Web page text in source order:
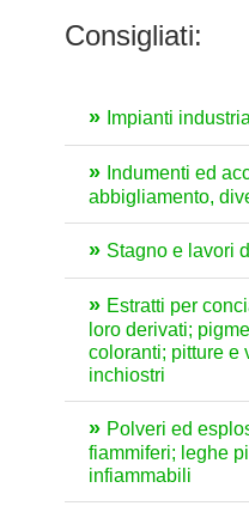
Consigliati:
Impianti
Indumenti ed
abbigliamento,
Stagno e lavori
Estratti per
loro derivati;
coloranti; pitture e
inchiostri
Polveri ed
fiammiferi; leghe
infiammabili